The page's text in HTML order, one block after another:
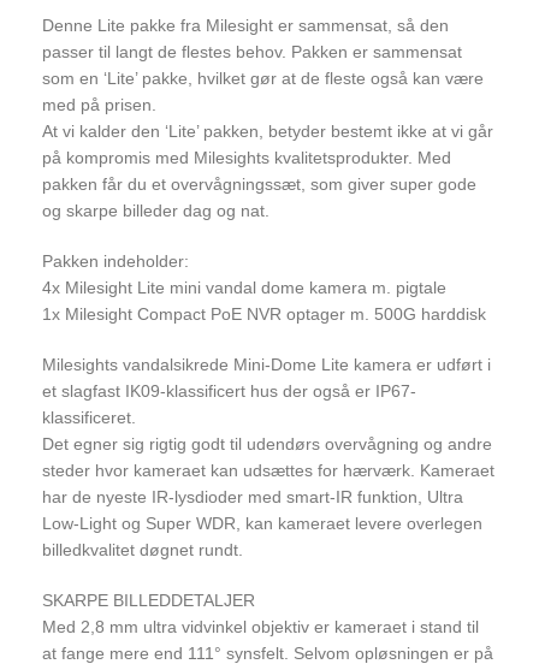
Denne Lite pakke fra Milesight er sammensat, så den
passer til langt de flestes behov. Pakken er sammensat
som en ‘Lite’ pakke, hvilket gør at de fleste også kan være
med på prisen.
At vi kalder den ‘Lite’ pakken, betyder bestemt ikke at vi går
på kompromis med Milesights kvalitetsprodukter. Med
pakken får du et overvågningssæt, som giver super gode
og skarpe billeder dag og nat.
Pakken indeholder:
4x Milesight Lite mini vandal dome kamera m. pigtale
1x Milesight Compact PoE NVR optager m. 500G harddisk
Milesights vandalsikrede Mini-Dome Lite kamera er udført i
et slagfast IK09-klassificert hus der også er IP67-
klassificeret.
Det egner sig rigtig godt til udendørs overvågning og andre
steder hvor kameraet kan udsættes for hærværk. Kameraet
har de nyeste IR-lysdioder med smart-IR funktion, Ultra
Low-Light og Super WDR, kan kameraet levere overlegen
billedkvalitet døgnet rundt.
SKARPE BILLEDDETALJER
Med 2,8 mm ultra vidvinkel objektiv er kameraet i stand til
at fange mere end 111° synsfelt. Selvom opløsningen er på